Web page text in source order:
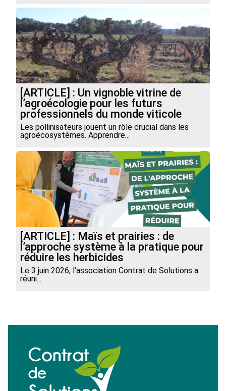
[ARTICLE] : Un vignoble vitrine de
l’agroécologie pour les futurs
professionnels du monde viticole
Les pollinisateurs jouent un rôle crucial dans les
agroécosystèmes. Apprendre...
[ARTICLE] : Maïs et prairies : de
l’approche système à la pratique pour
réduire les herbicides
Le 3 juin 2026, l’association Contrat de Solutions a
réuni...